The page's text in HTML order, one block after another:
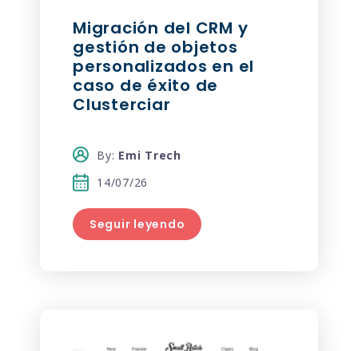
Migración del CRM y
gestión de objetos
personalizados en el
caso de éxito de
Clusterciar
By: Emi Trech
14/07/26
Seguir leyendo